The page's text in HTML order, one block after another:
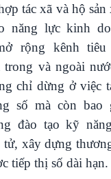
tác xã và hộ sản
năng lực kinh
rộng kênh tiêu
trong và ngoài
chỉ dừng ở việc
số mà còn bao
đào tạo kỹ
tử, xây dựng
tiếp thị số dài hạn.